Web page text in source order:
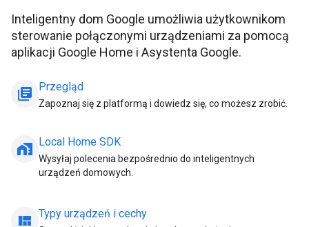
Inteligentny dom Google umożliwia użytkownikom
sterowanie połączonymi urządzeniami za pomocą
aplikacji Google Home i Asystenta Google.
library_books Przegląd
Zapoznaj się z platformą i dowiedz się, co możesz zrobić.
home_work Local Home SDK
Wysyłaj polecenia bezpośrednio do inteligentnych
urządzeń domowych.
view_quilt Typy urządzeń i cechy